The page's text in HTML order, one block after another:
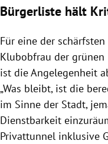
Bürgerliste hält
Für eine der
Klubobfrau der
ist die Angelegenheit
„Was bleibt, ist die
im Sinne der Stadt,
Dienstbarkeit
Privattunnel inklusive